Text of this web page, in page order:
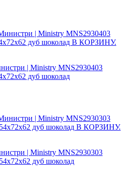
| Ministry MNS2930403
дуб шоколад
| Ministry MNS2930303
дуб шоколад